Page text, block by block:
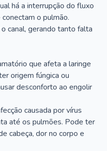
há a interrupção do fluxo
o pulmão.
canal, gerando tanto falta
que afeta a laringe
origem fúngica ou
desconforto ao engolir
causada por vírus
até os pulmões. Pode ter
cabeça, dor no corpo e